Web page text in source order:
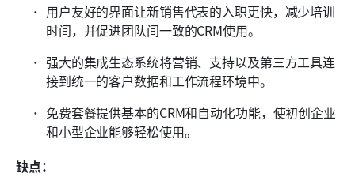
用户友好的界面让新销售代表的入职更快，减少培训
时间，并促进团队间一致的CRM使用。
强大的集成生态系统将营销、支持以及第三方工具连
接到统一的客户数据和工作流程环境中。
免费套餐提供基本的CRM和自动化功能，使初创企业
和小型企业能够轻松使用。
缺点：